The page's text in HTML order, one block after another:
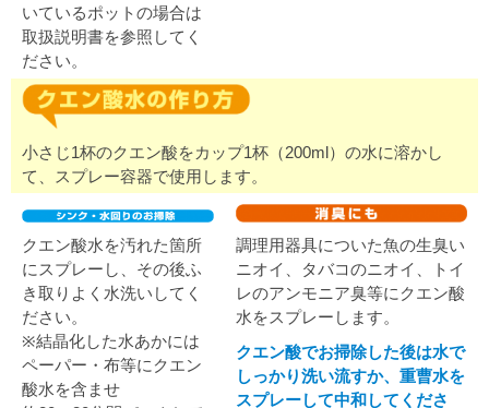
いているポットの場合は
取扱説明書を参照してく
ださい。
小さじ1杯のクエン酸をカップ1杯（200ml）の水に溶かし
て、スプレー容器で使用します。
クエン酸水を汚れた箇所
にスプレーし、その後ふ
き取りよく水洗いしてく
ださい。
※結晶化した水あかには
ペーパー・布等にクエン
酸水を含ませ
調理用器具についた魚の生臭い
ニオイ、タバコのニオイ、トイ
レのアンモニア臭等にクエン酸
水をスプレーします。
クエン酸でお掃除した後は水で
しっかり洗い流すか、重曹水を
スプレーして中和してくださ